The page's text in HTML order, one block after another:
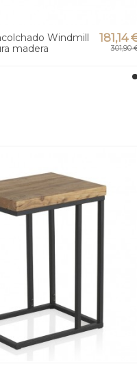
Windmill
madera
181,14
301,90